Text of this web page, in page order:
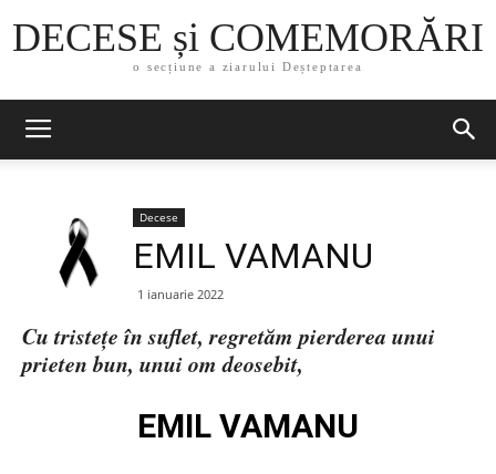
DECESE și COMEMORĂRI
o secțiune a ziarului Deșteptarea
Decese
EMIL VAMANU
1 ianuarie 2022
Cu tristețe în suflet, regretăm pierderea unui
prieten bun, unui om deosebit,
EMIL VAMANU